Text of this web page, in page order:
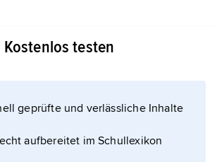
zum Artikel
Kostenlos testen
geprüfte und verlässliche Inhalte
aufbereitet im Schullexikon